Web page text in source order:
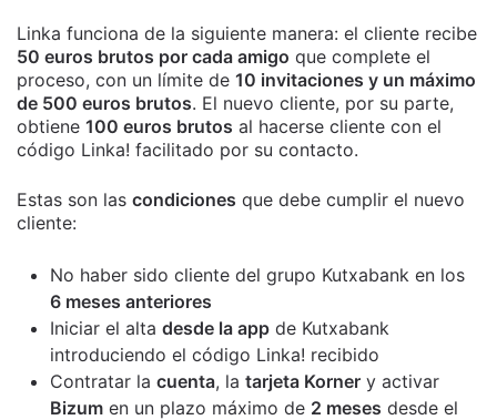
Linka funciona de la siguiente manera: el cliente recibe
50 euros brutos por cada amigo que complete el
proceso, con un límite de 10 invitaciones y un máximo
de 500 euros brutos. El nuevo cliente, por su parte,
obtiene 100 euros brutos al hacerse cliente con el
código Linka! facilitado por su contacto.
Estas son las condiciones que debe cumplir el nuevo
cliente:
No haber sido cliente del grupo Kutxabank en los
6 meses anteriores
Iniciar el alta desde la app de Kutxabank
introduciendo el código Linka! recibido
Contratar la cuenta, la tarjeta Korner y activar
Bizum en un plazo máximo de 2 meses desde el